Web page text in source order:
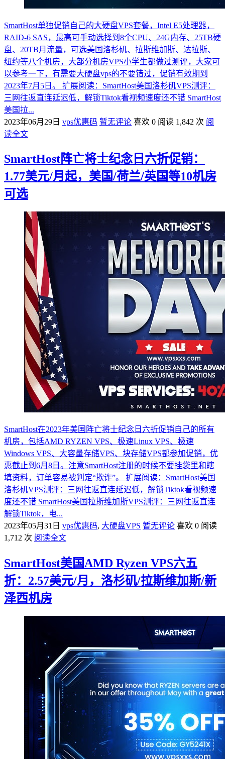
SmartHost单独促销自己的大硬盘VPS套餐，Intel E5处理器，
RAID-6 SAS，最高可手动选择到8个CPU、24G内存、25TB硬
盘、20TB月流量，可选美国洛杉矶、拉斯维加斯、达拉斯、
纽约等八个机房，大部分机房VPS小学生都做过测评，大家可
以参考一下，有需要大硬盘vps的不要错过，促销有效期到
2023年7月5日。 扩展阅读：SmartHost美国洛杉矶VPS测评：
三网往返直连延迟低，解锁Tiktok看视频速度还不错 SmartHost
美国拉...
2023年06月29日 vps优惠码 暂无评论 喜欢 0 阅读 1,842 次 阅
读全文
SmartHost阵亡将士纪念日六折促销：
1.77美元/月起，美国/荷兰/英国等10机房
可选
SmartHost在2023年美国阵亡将士纪念日六折促销自己的所有
机房，包括AMD RYZEN VPS、极速Linux VPS、极速
Windows VPS、大容量存储VPS、块存储VPS都参加促销，优
惠截止到6月8日。注意SmartHost注册的时候不要挂袋里和瞎
填资料，订单容易被判定“欺诈”。 扩展阅读：SmartHost美国
洛杉矶VPS测评：三网往返直连延迟低，解锁Tiktok看视频速
度还不错 SmartHost美国拉斯维加斯VPS测评：三网往返直连
解锁Tiktok，电...
2023年05月31日 vps优惠码, 大硬盘VPS 暂无评论 喜欢 0 阅读
1,712 次 阅读全文
SmartHost美国AMD Ryzen VPS六五
折：2.57美元/月，洛杉矶/拉斯维加斯/新
泽西机房